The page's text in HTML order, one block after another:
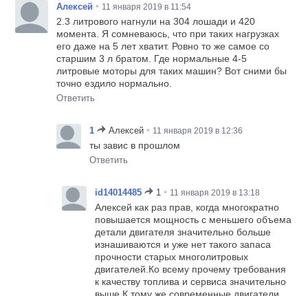
Алексей • 11 января 2019 в 11:54
2.3 литрового нагнули на 304 лошади и 420
момента. Я сомневаюсь, что при таких нагрузках
его даже на 5 лет хватит. Ровно то же самое со
старшим 3 л братом. Где нормальные 4-5
литровые моторы для таких машин? Вот сними бы
точно ездило нормально.
Ответить
1 Алексей • 11 января 2019 в 12:36
ты завис в прошлом
Ответить
id14014485 1 • 11 января 2019 в 13:18
Алексей как раз прав, когда многократно
повышается мощность с меньшего объема
детали двигателя значительно больше
изнашиваются и уже нет такого запаса
прочности старых многолитровых
двигателей.Ко всему прочему требования
к качеству топлива и сервиса значительно